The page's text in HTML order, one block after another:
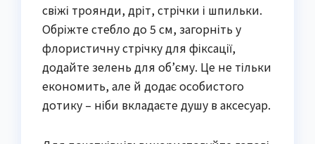
свіжі троянди, дріт, стрічки і шпильки.
Обріжте стебло до 5 см, загорніть у
флористичну стрічку для фіксації,
додайте зелень для об’єму. Це не тільки
економить, але й додає особистого
дотику – ніби вкладаєте душу в аксесуар.